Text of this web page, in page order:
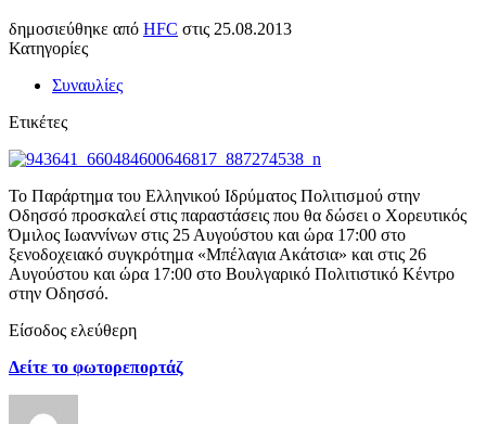
δημοσιεύθηκε από HFC στις 25.08.2013
Κατηγορίες
Συναυλίες
Ετικέτες
Το Παράρτημα του Ελληνικού Ιδρύματος Πολιτισμού στην
Οδησσό προσκαλεί στις παραστάσεις που θα δώσει ο Χορευτικός
Όμιλος Ιωαννίνων στις 25 Αυγούστου και ώρα 17:00 στο
ξενοδοχειακό συγκρότημα «Μπέλαγια Ακάτσια» και στις 26
Αυγούστου και ώρα 17:00 στο Βουλγαρικό Πολιτιστικό Κέντρο
στην Οδησσό.
Είσοδος ελεύθερη
Δείτε το φωτορεπορτάζ